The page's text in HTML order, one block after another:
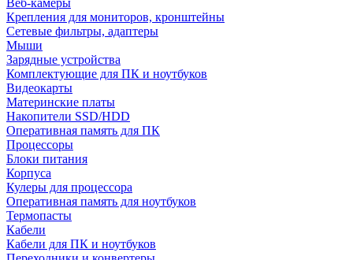
Веб-камеры
Крепления для мониторов, кронштейны
Сетевые фильтры, адаптеры
Мыши
Зарядные устройства
Комплектующие для ПК и ноутбуков
Видеокарты
Материнские платы
Накопители SSD/HDD
Оперативная память для ПК
Процессоры
Блоки питания
Корпуса
Кулеры для процессора
Оперативная память для ноутбуков
Термопасты
Кабели
Кабели для ПК и ноутбуков